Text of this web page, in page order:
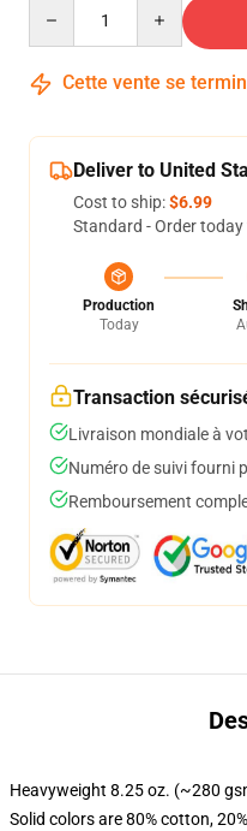
Cette vente se
Deliver to United
Cost to ship:$6.99
Standard - Order
Production
Today
Transaction
Livraison mondiale à
Numéro de suivi fourni
Remboursement
Heavyweight 8.25 oz. (~280
Solid colors are 80% cotton,